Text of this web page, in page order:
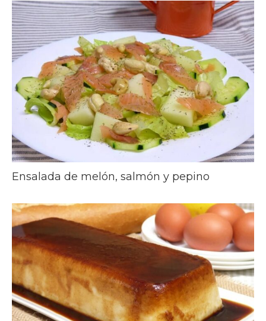
Ensalada de melón, salmón y pepino